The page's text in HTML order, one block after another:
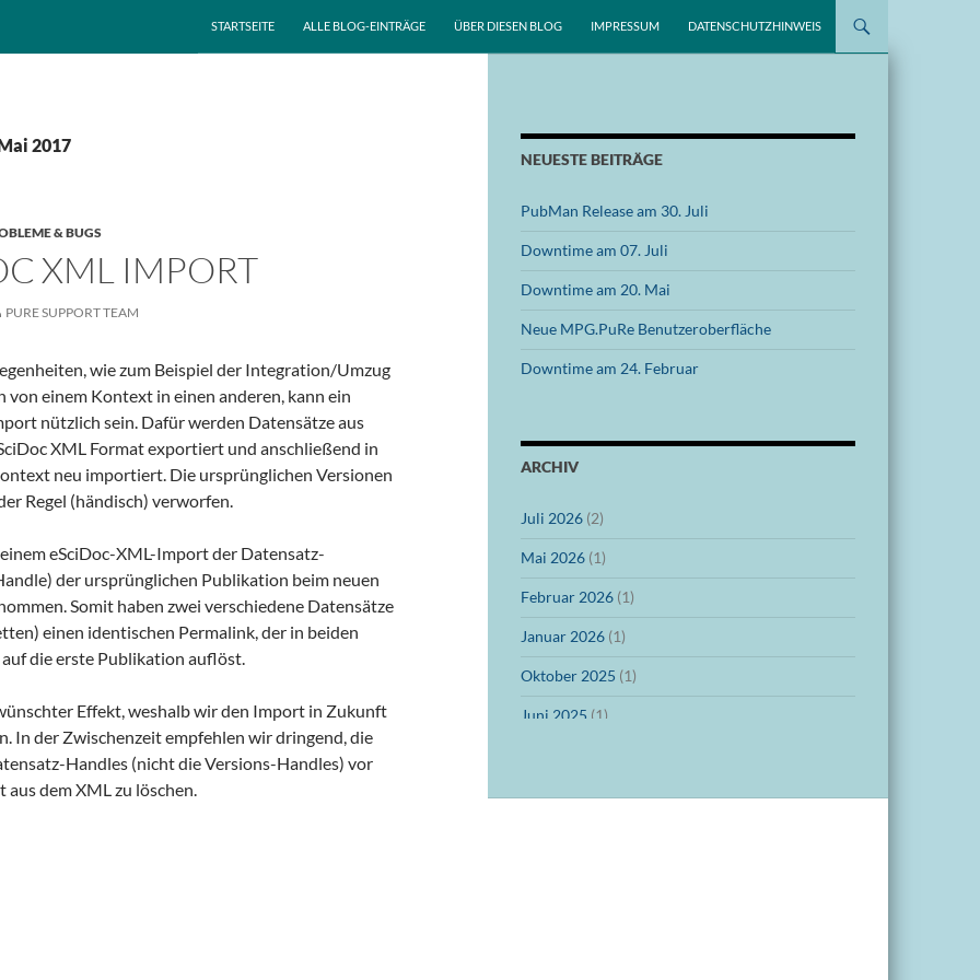
STARTSEITE
ALLE BLOG-EINTRÄGE ÜBER DIESEN BLOG IMPRESSUM DATENSCHUTZHINWEIS
2017
& BUGS
XML IMPORT
PURE SUPPORT TEAM
wie zum Beispiel der Integration/Umzug
von einem Kontext in einen anderen, kann ein
nützlich sein. Dafür werden Datensätze aus
XML Format exportiert und anschließend in
neu importiert. Die ursprünglichen Versionen
Regel (händisch) verworfen.
eSciDoc-XML-Import der Datensatz-
der ursprünglichen Publikation beim neuen
Somit haben zwei verschiedene Datensätze
einen identischen Permalink, der in beiden
die erste Publikation auflöst.
Effekt, weshalb wir den Import in Zukunft
In der Zwischenzeit empfehlen wir dringend, die
Handles (nicht die Versions-Handles) vor
aus dem XML zu löschen.
NEUESTE BEITRÄGE
PubMan Release am 30. Juli
Downtime am 07. Juli
Downtime am 20. Mai
Neue MPG.PuRe Benutzeroberfläche
Downtime am 24. Februar
ARCHIV
Juli 2026 (2)
Mai 2026 (1)
Februar 2026 (1)
Januar 2026 (1)
Oktober 2025 (1)
Juni 2025 (1)